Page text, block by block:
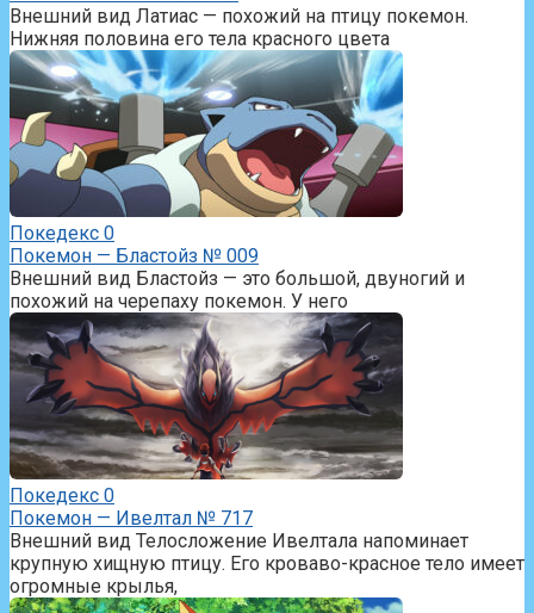
Внешний вид Латиас — похожий на птицу покемон.
Нижняя половина его тела красного цвета
Покедекс 0
Покемон — Бластойз № 009
Внешний вид Бластойз — это большой, двуногий и
похожий на черепаху покемон. У него
Покедекс 0
Покемон — Ивелтал № 717
Внешний вид Телосложение Ивелтала напоминает
крупную хищную птицу. Его кроваво-красное тело имеет
огромные крылья,